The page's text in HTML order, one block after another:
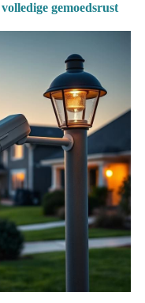
gemoedsrust